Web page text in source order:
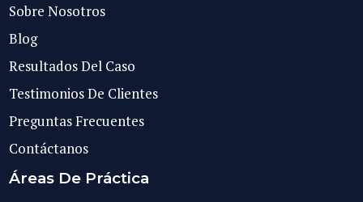
Sobre Nosotros
Blog
Resultados Del Caso
Testimonios De Clientes
Preguntas Frecuentes
Contáctanos
Áreas De Práctica